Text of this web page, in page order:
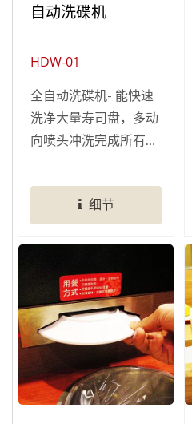
自动洗碟机
HDW-01
全自动洗碟机- 能快速
洗净大量寿司盘，多动
向喷头冲洗完成所有工
间，是餐厅最佳洗盘帮
手！ 全自动清洗程序：
店内盘子数量多寡进行
设定，全自动或切换半
自动，防泼水面板&安
全设计，避免操作不当
造成意外！清洁液不足
会自动显示灯号，让您
细节